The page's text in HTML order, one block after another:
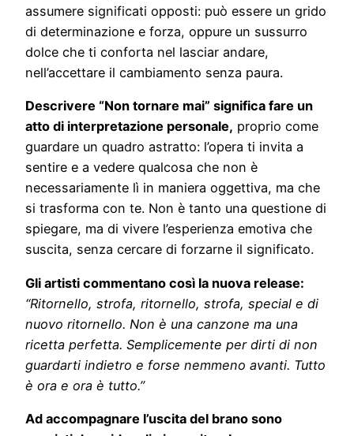
assumere significati opposti: può essere un grido
di determinazione e forza, oppure un sussurro
dolce che ti conforta nel lasciar andare,
nell’accettare il cambiamento senza paura.
Descrivere “Non tornare mai” significa fare un
atto di interpretazione personale, proprio come
guardare un quadro astratto: l’opera ti invita a
sentire e a vedere qualcosa che non è
necessariamente lì in maniera oggettiva, ma che
si trasforma con te. Non è tanto una questione di
spiegare, ma di vivere l’esperienza emotiva che
suscita, senza cercare di forzarne il significato.
Gli artisti commentano così la nuova release:
“Ritornello, strofa, ritornello, strofa, special e di
nuovo ritornello. Non è una canzone ma una
ricetta perfetta. Semplicemente per dirti di non
guardarti indietro e forse nemmeno avanti. Tutto
è ora e ora è tutto.”
Ad accompagnare l’uscita del brano sono